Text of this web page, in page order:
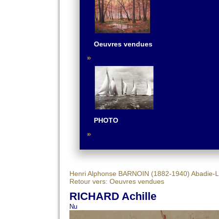
Oeuvres vendues
PHOTO
Henri Alphonse BARNOIN (1882-1940) Abadie-
Retour vers: Oeuvres vendues
RICHARD Achille
Nu